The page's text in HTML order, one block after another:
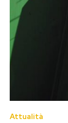
Attualità